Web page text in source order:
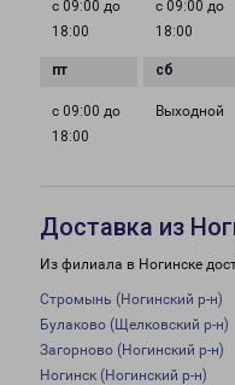
с 09:00 до
18:00
с 09:00 до
18:00
с 09:00 до
18:00
Выходной
Доставка из
Из филиала в Ногинске
Стромынь (Ногинский р-н)
Булаково (Щелковский р-н)
Загорново (Ногинский р-н)
Ногинск (Ногинский р-н)